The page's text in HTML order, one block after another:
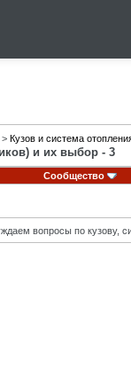
> Кузов и система
и их выбор - 3
Сообщество
вопросы по кузову,